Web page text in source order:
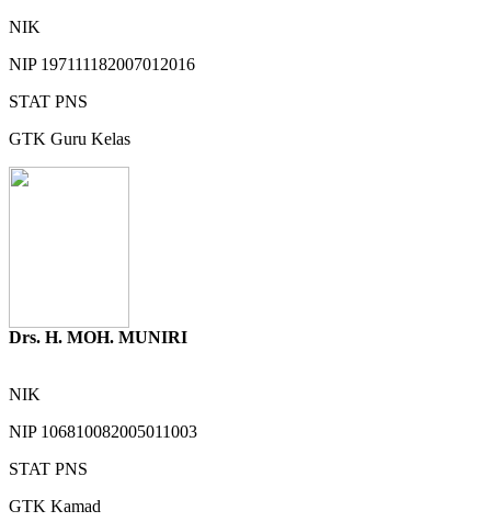
NIK
NIP 197111182007012016
STAT PNS
GTK Guru Kelas
Drs. H. MOH. MUNIRI
NIK
NIP 106810082005011003
STAT PNS
GTK Kamad